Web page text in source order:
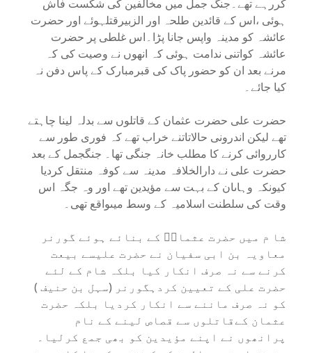
کررہے تھے۔جنگ جمل میں مخالفین کی شکست فاش
ہوئی ،اس کے قائدین طلحہ اور الزبیرقتلہوئے اور حضرت
عائشہ کو مدینہ واپس جانا پڑا۔اس غلطی پر حضرت
عائشہ کواتنی ندامت ہوئی کہ انھوں نے وصیت کی کہ
مرنے بعد ان کو حضور پاک کی قبرمبارک کے پاس دفن نہ
کیا جائے۔
حضرت علی حضرت عثمان کے قاتلوں سے بدلہ لینا چاہتے
تھے لیکن اندرونی حالاتاتنے خراب تھے کہ فوری طور سے
کارروائی کرنے کا مطلب خانہ جنگی تھا۔ جنگجمل کے بعد
حضرت علی نے دارالخلافہ مدینہ سے کوفہ منتقل کردیا
کیونکہ وہاںان کے بہت سے مؤیدین تھے اور وہ جگہ اس
وقت کی سلطنت اسلامیہ کے وسط میںواقع تھی۔
شا م میں حضرت عثمانؓ کے بنائے ہوئے گورنر
معاویہ بن ابی سفیان نے حضرت علیسے بیعت
کرنے سے نہ صرف انکار کیا بلکہ شام کے لئے
حضرت علی کے تعیین کردہگورنر (سہل بن حنیف )
کو نہ صرف ماننے سے انکار کردیا بلکہ حضرت
عثمان کےقاتلوں سے قصاص لینے کے نام
پرانھوں نے اپنے مؤیدین کو بھی جمع کرلیا۔